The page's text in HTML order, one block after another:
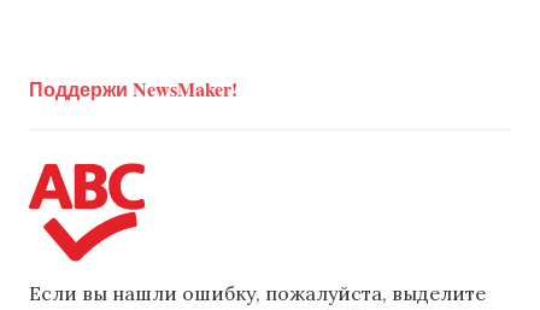
Поддержи NewsMaker!
Если вы нашли ошибку, пожалуйста, выделите